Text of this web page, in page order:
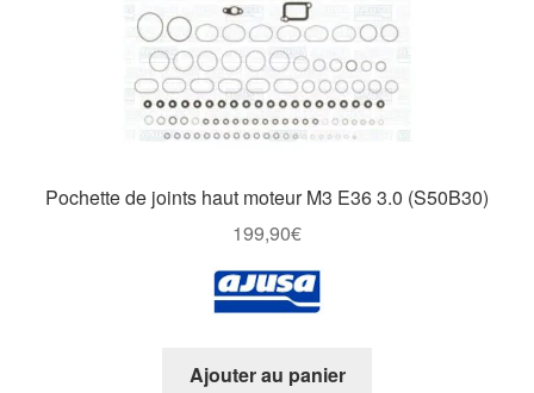
Pochette de joints haut moteur M3 E36 3.0 (S50B30)
199,90€
Ajouter au panier